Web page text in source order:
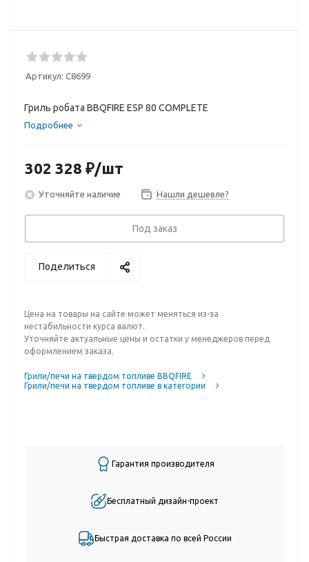
Артикул: C8699
Гриль робата BBQFIRE ESP 80 COMPLETE
Подробнее
302 328 ₽/шт
Уточняйте наличие Нашли дешевле?
Под заказ
Поделиться
Цена на товары на сайте может меняться из-за
нестабильности курса валют.
Уточняйте актуальные цены и остатки у менеджеров перед
оформлением заказа.
Грили/печи на твердом топливе BBQFIRE
Грили/печи на твердом топливе в категории
Гарантия производителя
Бесплатный дизайн-проект
Быстрая доставка по всей России